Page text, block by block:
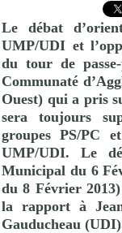
Le débat
UMP/UDI et
du tour de
Communaté
Ouest) qui a pris
sera toujours
groupes PS/PC
UMP/UDI. Le
Municipal du 6
du 8 Février
la rapport à
Gauducheau